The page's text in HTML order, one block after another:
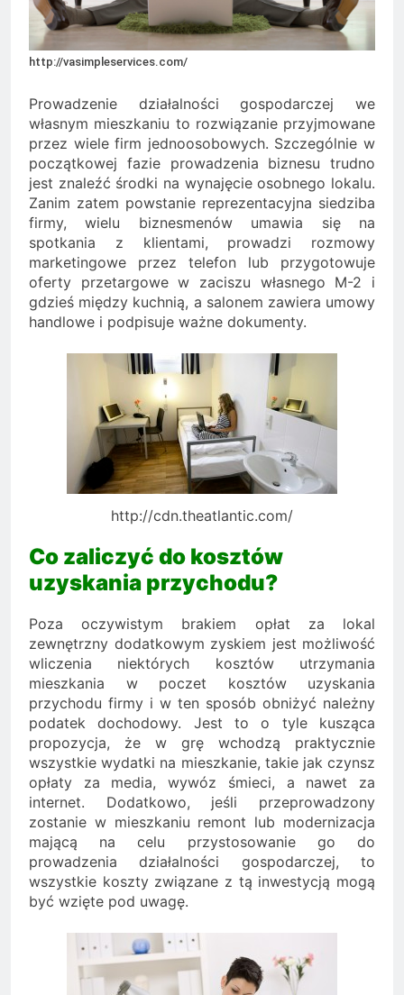
Minolta – kiedy wybrać
kolorowe, a kiedy czarno-
białe?
2 Lata Ago
Na czym polega
http://vasimpleservices.com/
Prowadzenie działalności gospodarczej we
własnym mieszkaniu to rozwiązanie przyjmowane
przez wiele firm jednoosobowych. Szczególnie w
początkowej fazie prowadzenia biznesu trudno
jest znaleźć środki na wynajęcie osobnego lokalu.
Zanim zatem powstanie reprezentacyjna siedziba
firmy, wielu biznesmenów umawia się na
spotkania z klientami, prowadzi rozmowy
marketingowe przez telefon lub przygotowuje
oferty przetargowe w zaciszu własnego M-2 i
gdzieś między kuchnią, a salonem zawiera umowy
handlowe i podpisuje ważne dokumenty.
http://cdn.theatlantic.com/
Co zaliczyć do kosztów
uzyskania przychodu?
Poza oczywistym brakiem opłat za lokal
zewnętrzny dodatkowym zyskiem jest możliwość
wliczenia niektórych kosztów utrzymania
mieszkania w poczet kosztów uzyskania
przychodu firmy i w ten sposób obniżyć należny
podatek dochodowy. Jest to o tyle kusząca
propozycja, że w grę wchodzą praktycznie
wszystkie wydatki na mieszkanie, takie jak czynsz
opłaty za media, wywóz śmieci, a nawet za
internet. Dodatkowo, jeśli przeprowadzony
zostanie w mieszkaniu remont lub modernizacja
mającą na celu przystosowanie go do
prowadzenia działalności gospodarczej, to
wszystkie koszty związane z tą inwestycją mogą
być wzięte pod uwagę.